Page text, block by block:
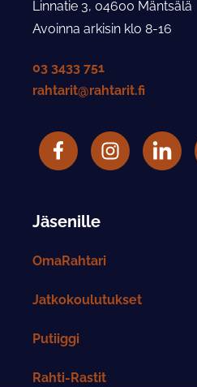
Linnatie 3, 04600 Mäntsälä
Avoinna arkisin klo 8-16
03 3433 751
rahtarit@rahtarit.fi
FacebookRahtarit ryLinkedIn
Jäsenille
OmaRahtari
Jatkokoulutukset
Putiiggi
Rahti-Rastit